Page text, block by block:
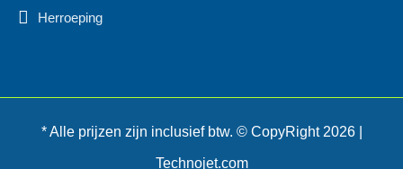
Herroeping
* Alle prijzen zijn inclusief btw. © CopyRight 2026 |
Technojet.com